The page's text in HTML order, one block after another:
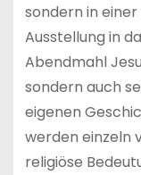
sondern in
Ausstellung in
Abendmahl
sondern auch
eigenen
werden einzeln
religiöse